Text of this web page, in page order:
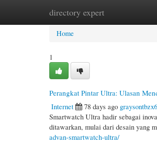
directory expert
Home New Site Listings
Home
1
Perangkat Pintar Ultra: Ulasan
Internet
78 days ago
Smartwatch Ultra hadir sebagai
ditawarkan, mulai dari desain yang
advan-smartwatch-ultra/